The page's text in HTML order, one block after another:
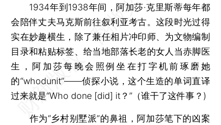
1934年到1938年间，阿加莎·克里斯蒂每年都
会陪伴丈夫马克斯前往叙利亚考古。这段时光过得
实在妙趣横生，除了兼任相片冲印师、为文物编制
目录和粘贴标签、给当地部落长老的女人当赤脚医
生，阿加莎每晚会照例坐在打字机前琢磨她
的“whodunit”——侦探小说，这个生造的单词直译
过来就是“Who done [did] it？”（谁干了这件事？)
作为“乡村别墅派”的鼻祖，阿加莎笔下的凶案